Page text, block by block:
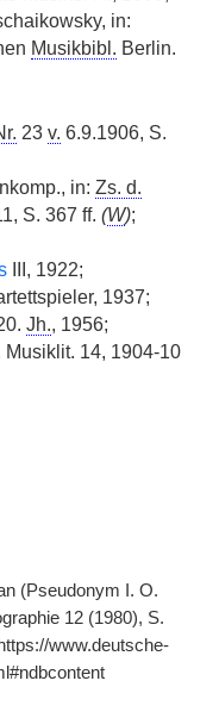
in:
Musikbibl. Berlin.
23 v. 6.9.1906, S.
in: Zs. d.
S. 367 ff. (W);
III, 1922;
1937;
Jh., 1956;
Musiklit. 14, 1904-10
(Pseudonym I. O.
12 (1980), S.
www.deutsche-